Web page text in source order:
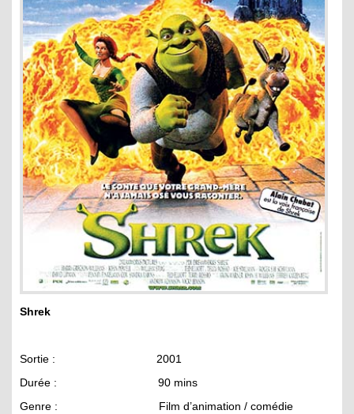
Shrek
Sortie : 2001
Durée : 90 mins
Genre : Film d’animation / comédie